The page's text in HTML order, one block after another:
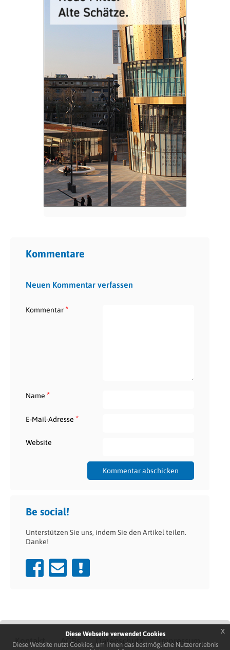
Kommentare
Neuen Kommentar verfassen
Kommentar*
Name *
E-Mail-Adresse *
Website
Be social!
Unterstützen Sie uns, indem Sie den Artikel teilen.
Danke!
Kontakt AGBs Datenschutz Impressum
Diese Webseite verwendet Cookies
Diese Website nutzt Cookies, um Ihnen das bestmögliche Nutzererlebnis
x